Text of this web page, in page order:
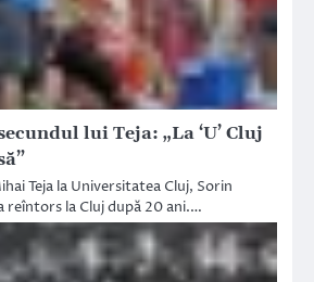
lui Teja: „La ‘U’ Cluj
Teja la Universitatea Cluj, Sorin
reîntors la Cluj după 20 ani.…